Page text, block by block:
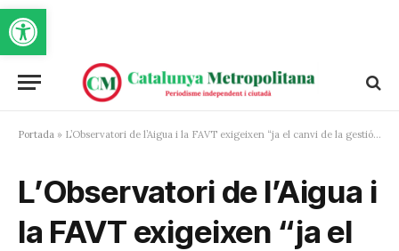
Obre la barra d'eines
Portada » L’Observatori de l’Aigua i la FAVT exigeixen “ja el canvi de la gestió dels comptadors de l’aigua, encara en mans de Mina” a Terrassa
L’Observatori de l’Aigua i
la FAVT exigeixen “ja el